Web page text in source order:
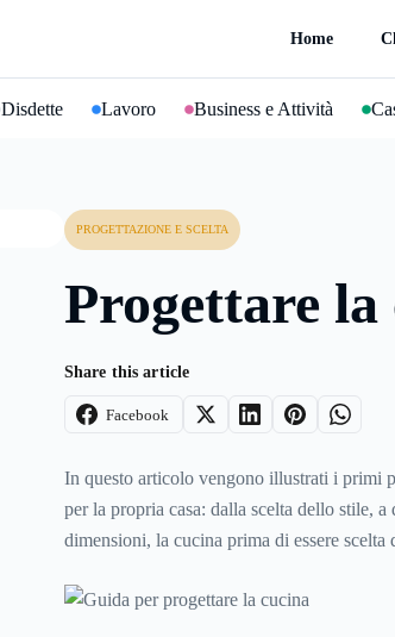
Home
Disdette Lavoro Business e Attività
PROGETTAZIONE E SCELTA
Progettare la
Share this article
Facebook
In questo articolo vengono illustrati i primi
per la propria casa: dalla scelta dello stile,
dimensioni, la cucina prima di essere scelta
pavimenti e schienali, perchè; andranno